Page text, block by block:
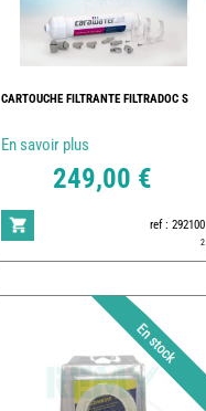
CARTOUCHE FILTRANTE FILTRADOC S
En savoir plus
249,00 €
ref : 292100
2